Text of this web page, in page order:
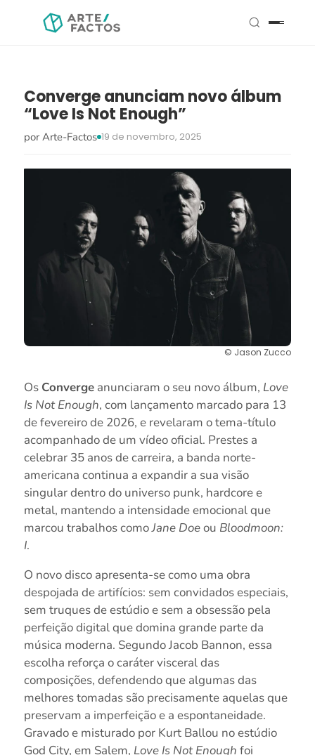
Converge anunciam novo álbum
“Love Is Not Enough”
por Arte-Factos 19 de novembro, 2025
© Jason Zucco
Os Convergeanunciaram o seu novo álbum, Love
Is Not Enough, com lançamento marcado para 13
de fevereiro de 2026, e revelaram o tema-título
acompanhado de um vídeo oficial. Prestes a
celebrar 35 anos de carreira, a banda norte-
americana continua a expandir a sua visão
singular dentro do universo punk, hardcore e
metal, mantendo a intensidade emocional que
marcou trabalhos comoJane Doeou Bloodmoon:
I.
O novo disco apresenta-se como uma obra
despojada de artifícios: sem convidados especiais,
sem truques de estúdio e sem a obsessão pela
perfeição digital que domina grande parte da
música moderna. Segundo Jacob Bannon, essa
escolha reforça o caráter visceral das
composições, defendendo que algumas das
melhores tomadas são precisamente aquelas que
preservam a imperfeição e a espontaneidade.
Gravado e misturado por Kurt Ballou no estúdio
God City, em Salem, Love Is Not Enough foi